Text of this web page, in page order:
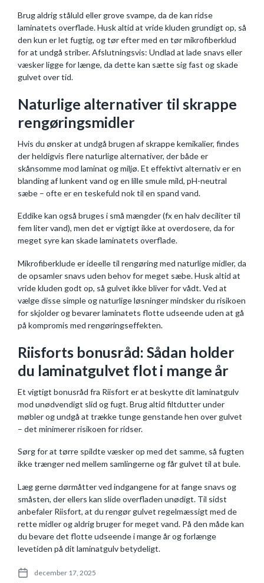
Brug aldrig ståluld eller grove svampe, da de kan ridse
laminatets overflade. Husk altid at vride kluden grundigt op, så
den kun er let fugtig, og tør efter med en tør mikrofiberklud
for at undgå striber. Afslutningsvis: Undlad at lade snavs eller
væsker ligge for længe, da dette kan sætte sig fast og skade
gulvet over tid.
Naturlige alternativer til skrappe
rengøringsmidler
Hvis du ønsker at undgå brugen af skrappe kemikalier, findes
der heldigvis flere naturlige alternativer, der både er
skånsomme mod laminat og miljø. Et effektivt alternativ er en
blanding af lunkent vand og en lille smule mild, pH-neutral
sæbe – ofte er en teskefuld nok til en spand vand.
Eddike kan også bruges i små mængder (fx en halv deciliter til
fem liter vand), men det er vigtigt ikke at overdosere, da for
meget syre kan skade laminatets overflade.
Mikrofiberklude er ideelle til rengøring med naturlige midler, da
de opsamler snavs uden behov for meget sæbe. Husk altid at
vride kluden godt op, så gulvet ikke bliver for vådt. Ved at
vælge disse simple og naturlige løsninger mindsker du risikoen
for skjolder og bevarer laminatets flotte udseende uden at gå
på kompromis med rengøringseffekten.
Riisforts bonusråd: Sådan holder
du laminatgulvet flot i mange år
Et vigtigt bonusråd fra Riisfort er at beskytte dit laminatgulv
mod unødvendigt slid og fugt. Brug altid filtdutter under
møbler og undgå at trække tunge genstande hen over gulvet
– det minimerer risikoen for ridser.
Sørg for at tørre spildte væsker op med det samme, så fugten
ikke trænger ned mellem samlingerne og får gulvet til at bule.
Læg gerne dørmåtter ved indgangene for at fange snavs og
småsten, der ellers kan slide overfladen unødigt. Til sidst
anbefaler Riisfort, at du rengør gulvet regelmæssigt med de
rette midler og aldrig bruger for meget vand. På den måde kan
du bevare det flotte udseende i mange år og forlænge
levetiden på dit laminatgulv betydeligt.
P
december 17, 2025